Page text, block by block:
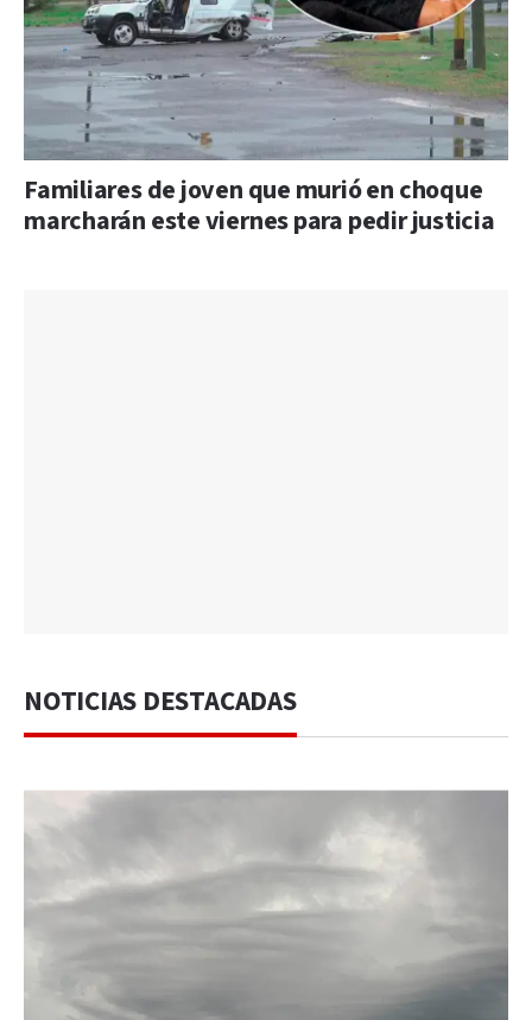
Familiares de joven que murió en choque
marcharán este viernes para pedir justicia
NOTICIAS DESTACADAS